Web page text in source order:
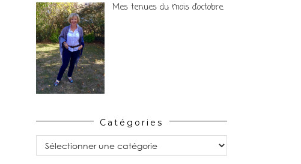
Mes tenues du mois d’octobre.
Catégories
Catégories